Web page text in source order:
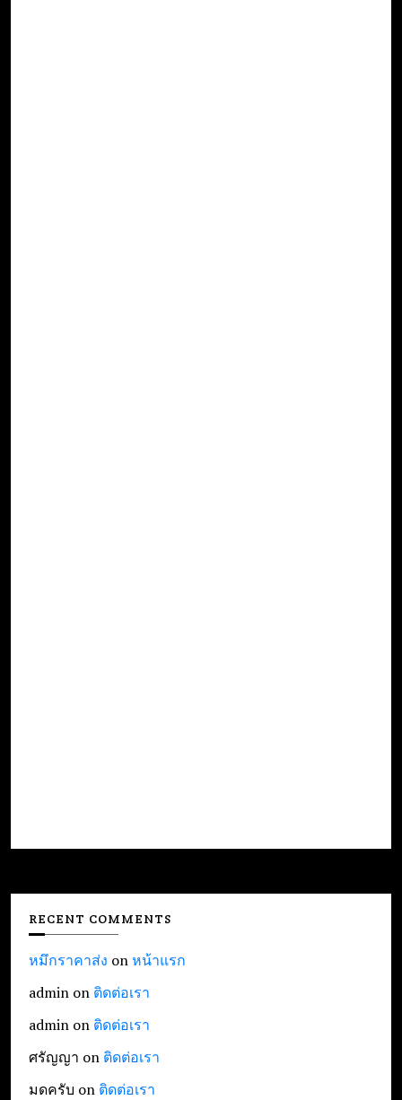
RECENT COMMENTS
หมึกราคาส่ง onหน้าแรก
admin on ติดต่อเรา
admin on ติดต่อเรา
ศรัญญา on ติดต่อเรา
มดครับ on ติดต่อเรา